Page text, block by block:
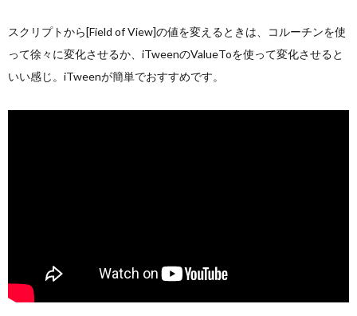
スクリプトから[Field of View]の値を変えるときは、コルーチンを使
って徐々に変化させるか、iTweenのValueToを使って変化させると
いい感じ。iTweenが簡単でおすすめです。